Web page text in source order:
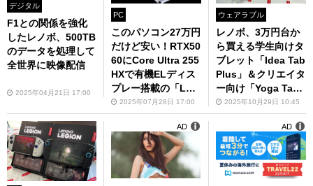
デジタル
F1との関係を強化
したレノボ、500TB
のデータを処理して
全世界に映像配信
2025年04月21日 17:00
PC
このパソコン27万円
だけど安い！RTX50
60にCore Ultra 255
HXで有機ELディス
プレー搭載の「Legi
on 7i」
2025年07月28日 17:00
ウェアラブル
レノボ、3万円台か
ら買える学生向けタ
ブレット「Idea Tab
Plus」＆クリエイタ
ー向け「Yoga Ta
b」発表
2025年10月29日 10:45
AD AD